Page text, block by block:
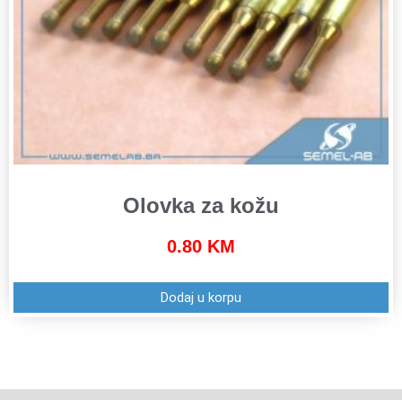
Olovka za kožu
0.80 KM
Dodaj u korpu